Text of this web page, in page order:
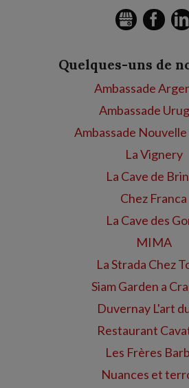
GMB
Quelques-uns de
Ambassade
Ambassade
Ambassade
La Vignery
La Cave de
Chez Franca
La Cave des
MIMA
La Strada Chez
Siam Garden a
Duvernay L'art
Restaurant
Les Frères
Nuances et